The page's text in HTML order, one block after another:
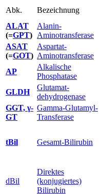
Abk.
Bezeichnung
ALAT
(=GPT)
Alanin-
Aminotransferase
ASAT
(=GOT)
Aspartat-
Aminotransferase
AP
Alkalische
Phosphatase
GLDH
Glutamat-
dehydrogenase
GGT, γ-
GT
Gamma-Glutamyl-
Transferase
tBil Gesamt-Bilirubin
dBil
Direktes
(konjugiertes)
Bilirubin